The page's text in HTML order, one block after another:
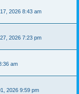
2026 8:43 am
2026 7:23 pm
am
2026 9:59 pm